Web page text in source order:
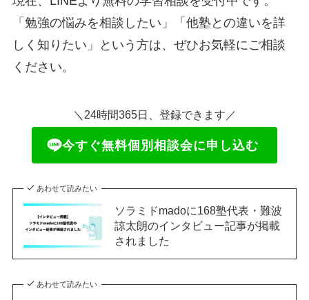
「勉強の悩みを相談したい」「他塾との違いを詳
しく知りたい」という方は、ぜひお気軽にご相談
ください。
＼24時間365日、登録できます／
今すぐ無料個別相談会に申し込む
あわせて読みたい
ソラミドmadoに168塾代表・難波
諒太朗のインタビュー記事が掲載
されました
あわせて読みたい